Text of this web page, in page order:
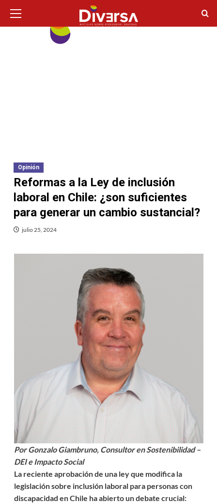
contenido
principal
Opinión
Reformas a la Ley de inclusión
laboral en Chile: ¿son suficientes
para generar un cambio sustancial?
julio 25, 2024
Por Gonzalo Giambruno, Consultor en Sostenibilidad –
DEI e Impacto Social
La reciente aprobación de una ley que modifica la
legislación sobre inclusión laboral para personas con
discapacidad en Chile ha abierto un debate crucial: